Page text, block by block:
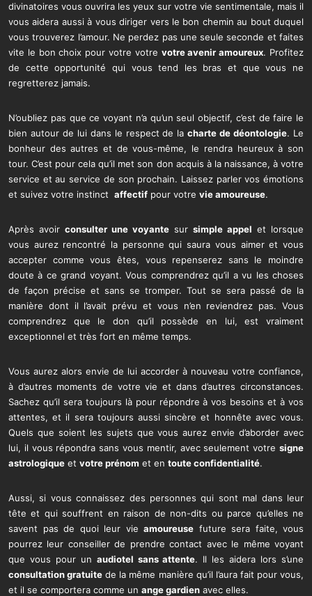
divinatoires vous ouvrira les yeux sur votre vie sentimentale, mais il
vous aidera aussi à vous diriger vers le bon chemin au bout duquel
vous trouverez l’amour. Ne perdez pas une seule seconde et faites
vite le bon choix pour votre votre votre avenir amoureux. Profitez
de cette opportunité qui vous tend les bras et que vous ne
regretterez jamais.
N’oubliez pas que ce voyant n’a qu’un seul objectif, c’est de faire le
bien autour de lui dans le respect de lacharte de déontologie. Le
bonheur des autres et de vous-même, le rendra heureux à son
tour. C’est pour cela qu’il met son don acquis à la naissance, à votre
service et au service de son prochain. Laissez parler vos émotions
et suivez votre instinct affectif pour votre vie amoureuse.
Après avoir consulter une voyante sur simple appel et lorsque
vous aurez rencontré la personne qui saura vous aimer et vous
accepter comme vous êtes, vous repenserez sans le moindre
doute à ce grand voyant. Vous comprendrez qu’il a vu les choses
de façon précise et sans se tromper. Tout se sera passé de la
manière dont il l’avait prévu et vous n’en reviendrez pas. Vous
comprendrez que le don qu’il possède en lui, est vraiment
exceptionnel et très fort en même temps.
Vous aurez alors envie de lui accorder à nouveau votre confiance,
à d’autres moments de votre vie et dans d’autres circonstances.
Sachez qu’il sera toujours là pour répondre à vos besoins et à vos
attentes, et il sera toujours aussi sincère et honnête avec vous.
Quels que soient les sujets que vous aurez envie d’aborder avec
lui, il vous répondra sans vous mentir, avec seulement votre signe
astrologique et votre prénom et en toute confidentialité.
Aussi, si vous connaissez des personnes qui sont mal dans leur
tête et qui souffrent en raison de non-dits ou parce qu’elles ne
savent pas de quoi leur vie amoureuse future sera faite, vous
pourrez leur conseiller de prendre contact avec le même voyant
que vous pour un audiotel sans attente. Il les aidera lors s’une
consultation gratuite de la même manière qu’il l’aura fait pour vous,
et il se comportera comme un ange gardien avec elles.